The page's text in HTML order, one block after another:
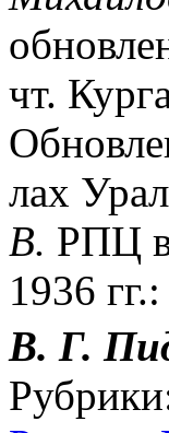
чт.
лах
В. РПЦ в
1936
В. Г.